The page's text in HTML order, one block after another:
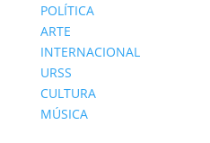
POLÍTICA
ARTE
INTERNACIONAL
URSS
CULTURA
MÚSICA